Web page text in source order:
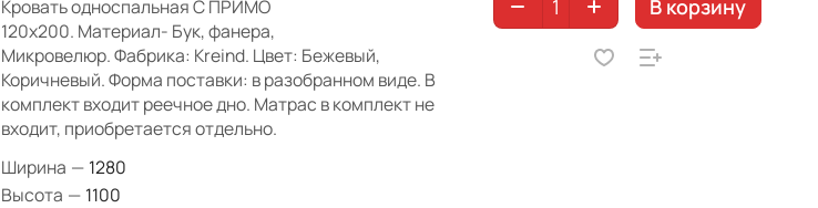
Кровать односпальная C ПРИМО
120х200. Материал- Бук, фанера,
Микровелюр. Фабрика: Kreind. Цвет: Бежевый,
Коричневый. Форма поставки: в разобранном виде. В
комплект входит реечное дно. Матрас в комплект не
входит, приобретается отдельно.
Ширина — 1280
Высота — 1100
В корзину